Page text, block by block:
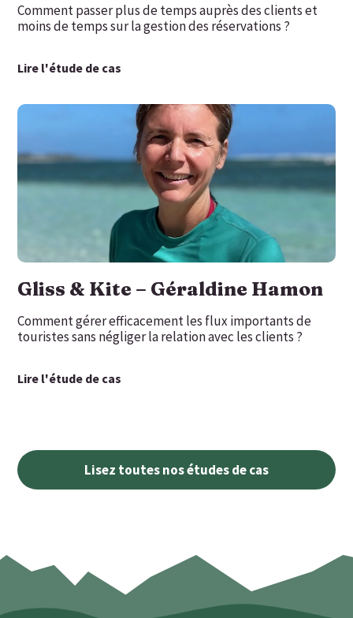
Comment passer plus de temps auprès des clients et
moins de temps sur la gestion des réservations ?
Lire l'étude de cas
Gliss & Kite – Géraldine Hamon
Comment gérer efficacement les flux importants de
touristes sans négliger la relation avec les clients ?
Lire l'étude de cas
Lisez toutes nos études de cas